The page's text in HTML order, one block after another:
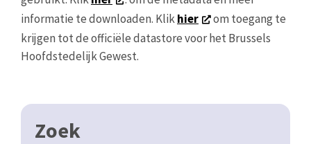
informatie te downloaden. Klikhier
om toegang te
krijgen tot de officiële datastore voor het Brussels
Hoofdstedelijk Gewest.
Zoek